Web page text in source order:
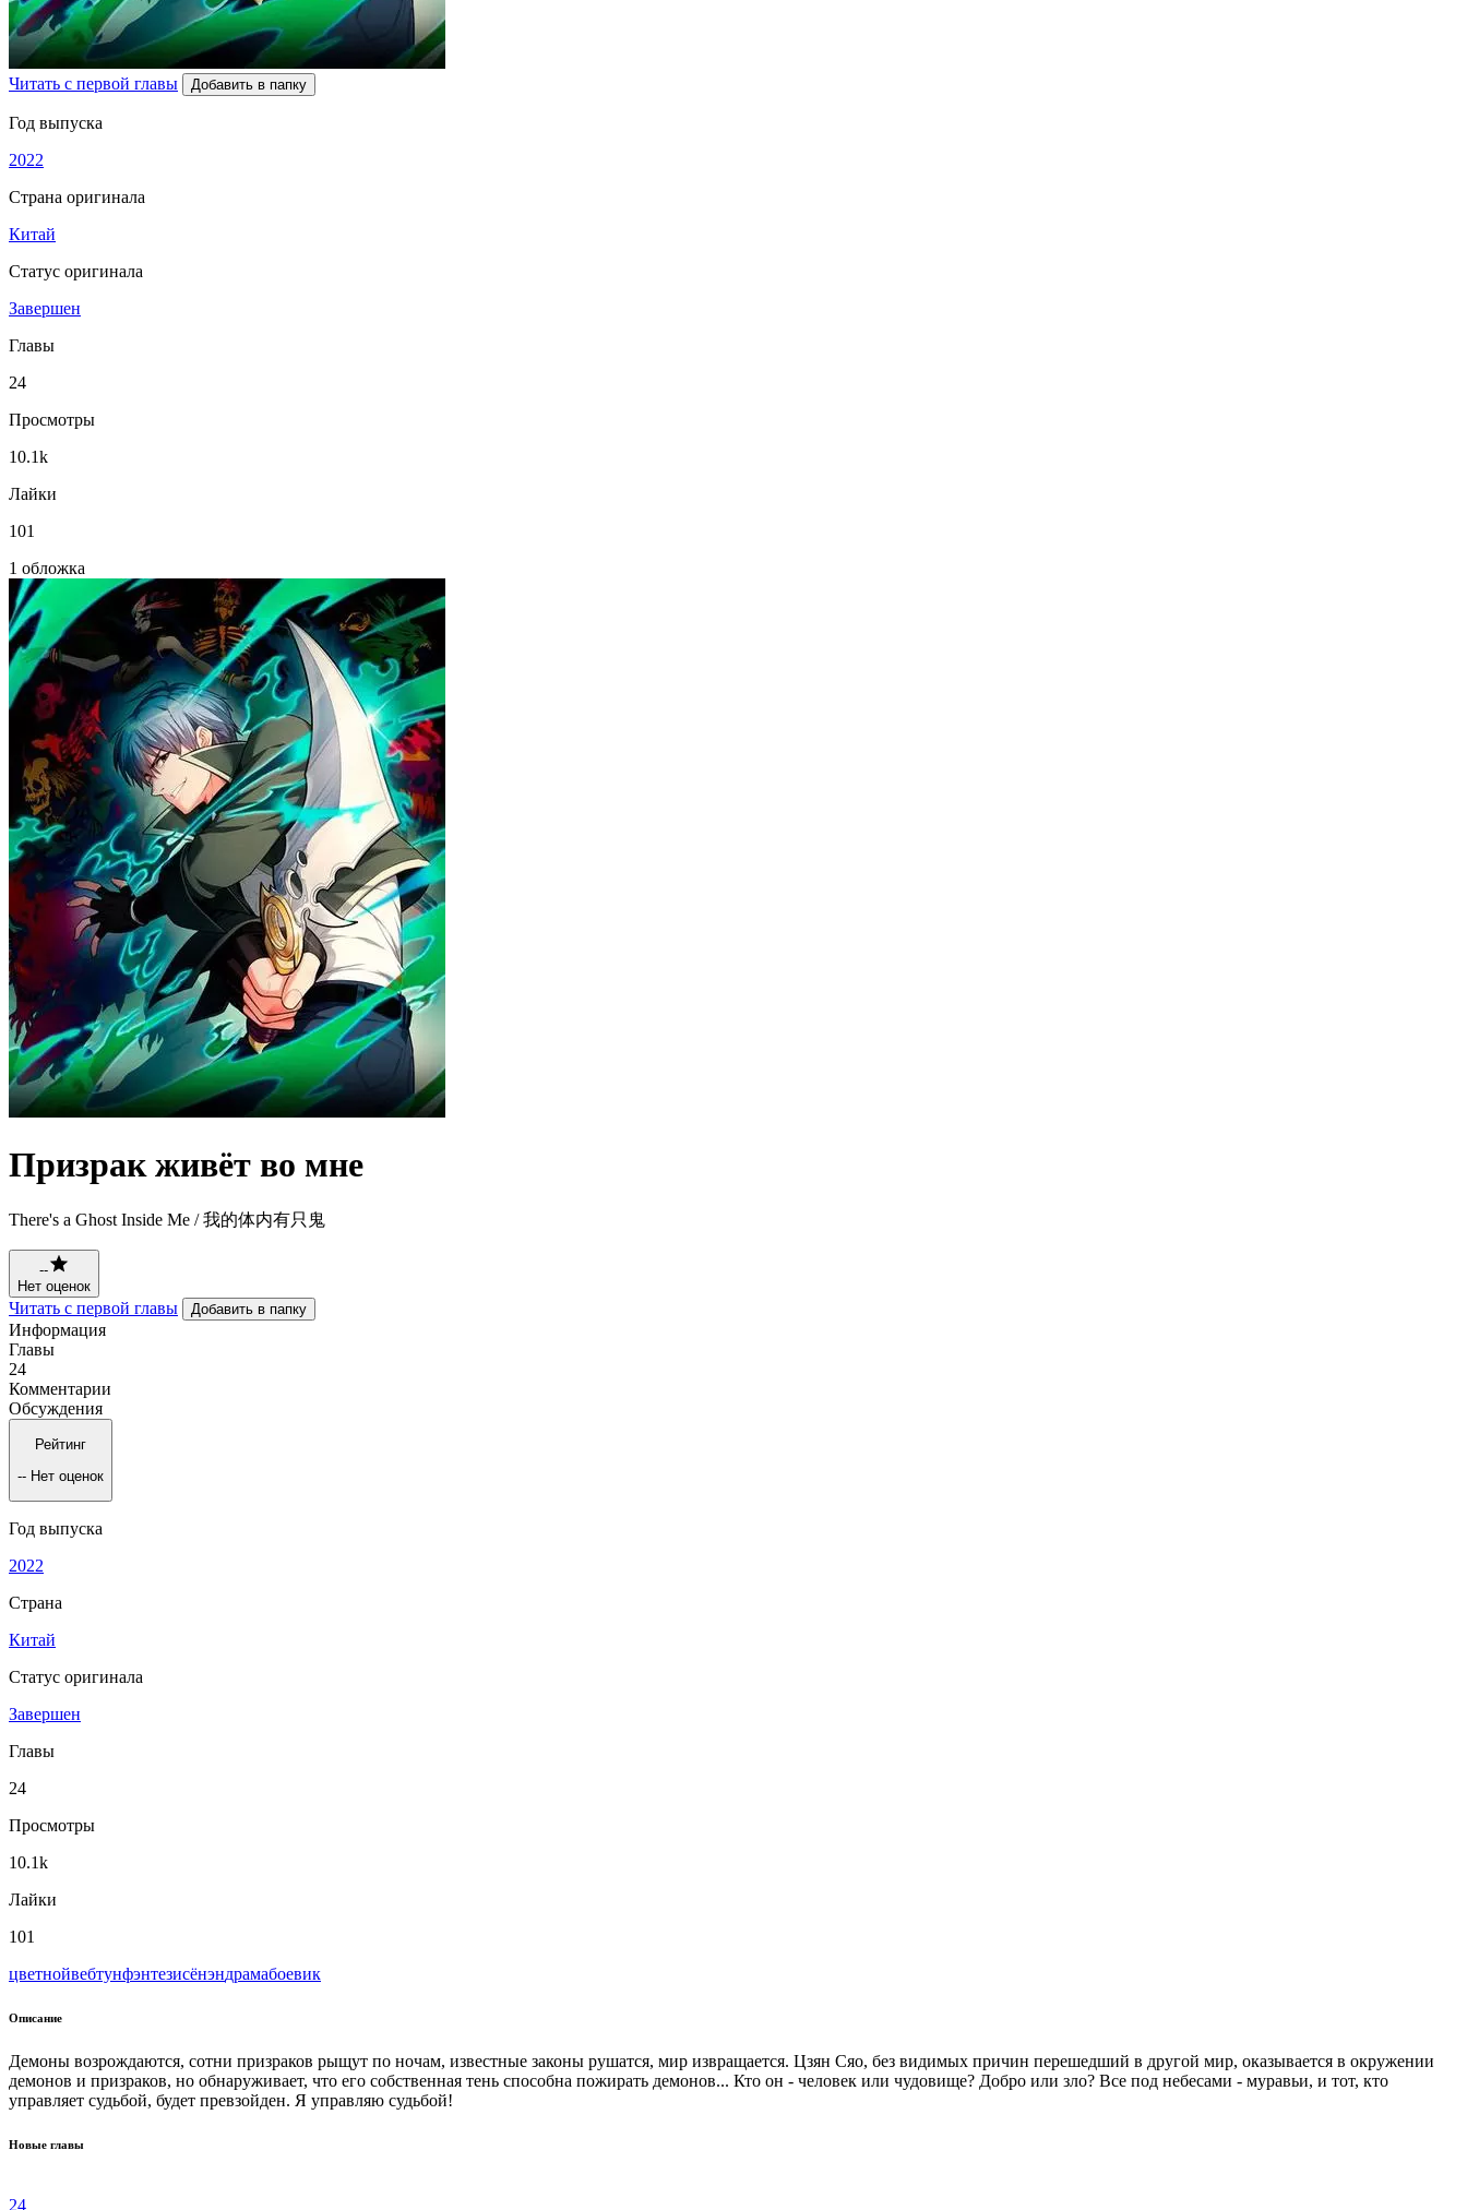
Читать с первой главы Добавить в папку
Год выпуска
2022
Страна оригинала
Китай
Статус оригинала
Завершен
Главы
24
Просмотры
10.1k
Лайки
101
1 обложка
Призрак живёт во мне
There's a Ghost Inside Me / 我的体内有只鬼
--
Нет оценок
Читать с первой главы Добавить в папку
Информация
Главы
24
Комментарии
Обсуждения
Рейтинг
-- Нет оценок
Год выпуска
2022
Страна
Китай
Статус оригинала
Завершен
Главы
24
Просмотры
10.1k
Лайки
101
цветнойвeбтунфэнтезисёнэндрамабоевик
Описание
Демоны возрождаются, сотни призраков рыщут по ночам, известные законы рушатся, мир извращается. Цзян Сяо, без видимых причин перешедший в другой мир, оказывается в окружении
демонов и призраков, но обнаруживает, что его собственная тень способна пожирать демонов... Кто он - человек или чудовище? Добро или зло? Все под небесами - муравьи, и тот, кто
управляет судьбой, будет превзойден. Я управляю судьбой!
Новые главы
24